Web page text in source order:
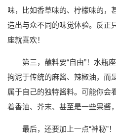
味，比如香草味的、柠檬味的，
造出与众不同的味觉体验。反正
座就喜欢！
第三，蘸料要“自由”！水瓶
拘泥于传统的麻酱、辣椒油，而
属于自己的独特酱料。可能你会
着香油、芥末、甚至是一些果酱
最后，还要加上一点“神秘”